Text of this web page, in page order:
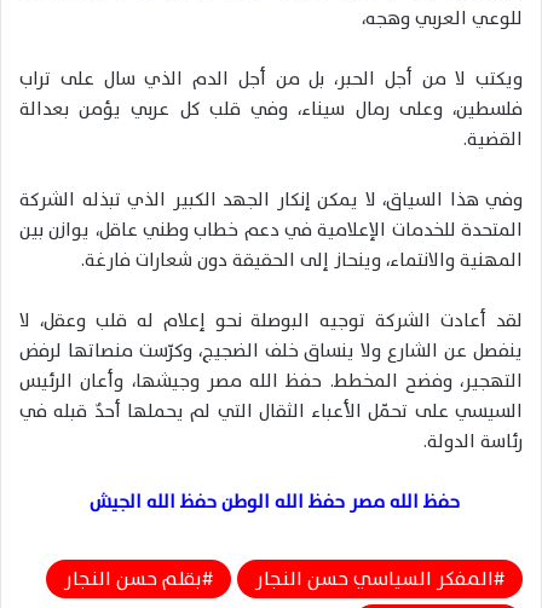
للوعي العربي وهجه،
ويكتب لا من أجل الحبر، بل من أجل الدم الذي سال على تراب
فلسطين، وعلى رمال سيناء، وفي قلب كل عربي يؤمن بعدالة
القضية.
وفي هذا السياق، لا يمكن إنكار الجهد الكبير الذي تبذله الشركة
المتحدة للخدمات الإعلامية في دعم خطاب وطني عاقل، يوازن بين
المهنية والانتماء، وينحاز إلى الحقيقة دون شعارات فارغة.
لقد أعادت الشركة توجيه البوصلة نحو إعلام له قلب وعقل، لا
ينفصل عن الشارع ولا ينساق خلف الضجيج، وكرّست منصاتها لرفض
التهجير، وفضح المخطط. حفظ الله مصر وجيشها، وأعان الرئيس
السيسي على تحمّل الأعباء الثقال التي لم يحملها أحدٌ قبله في
رئاسة الدولة.
حفظ الله مصر حفظ الله الوطن حفظ الله الجيش
المفكر السياسي حسن النجار
بقلم حسن النجار